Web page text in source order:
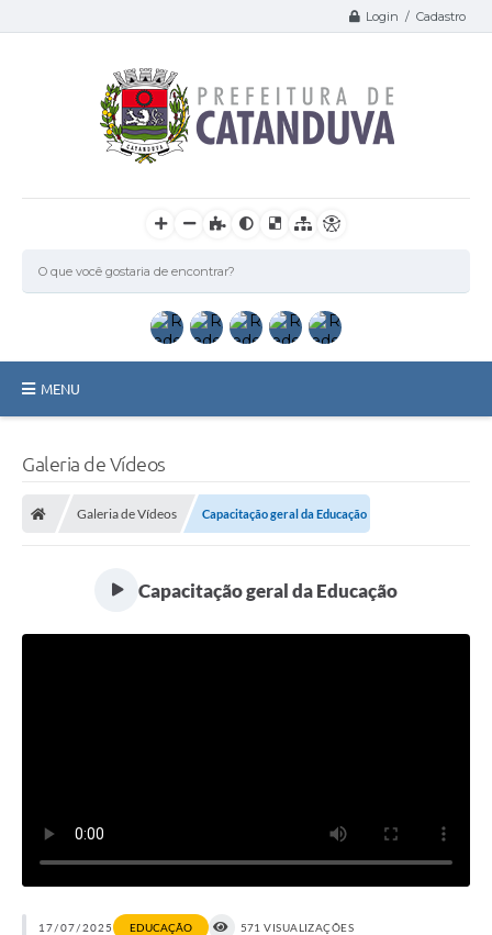
Login / Cadastro
MENU
Arquivos para Download
Notícias
Galeria de Vídeos
Galeria de Vídeos Capacitação geral da Educação
Capacitação geral da Educação
17/07/2025 EDUCAÇÃO 571 VISUALIZAÇÕES